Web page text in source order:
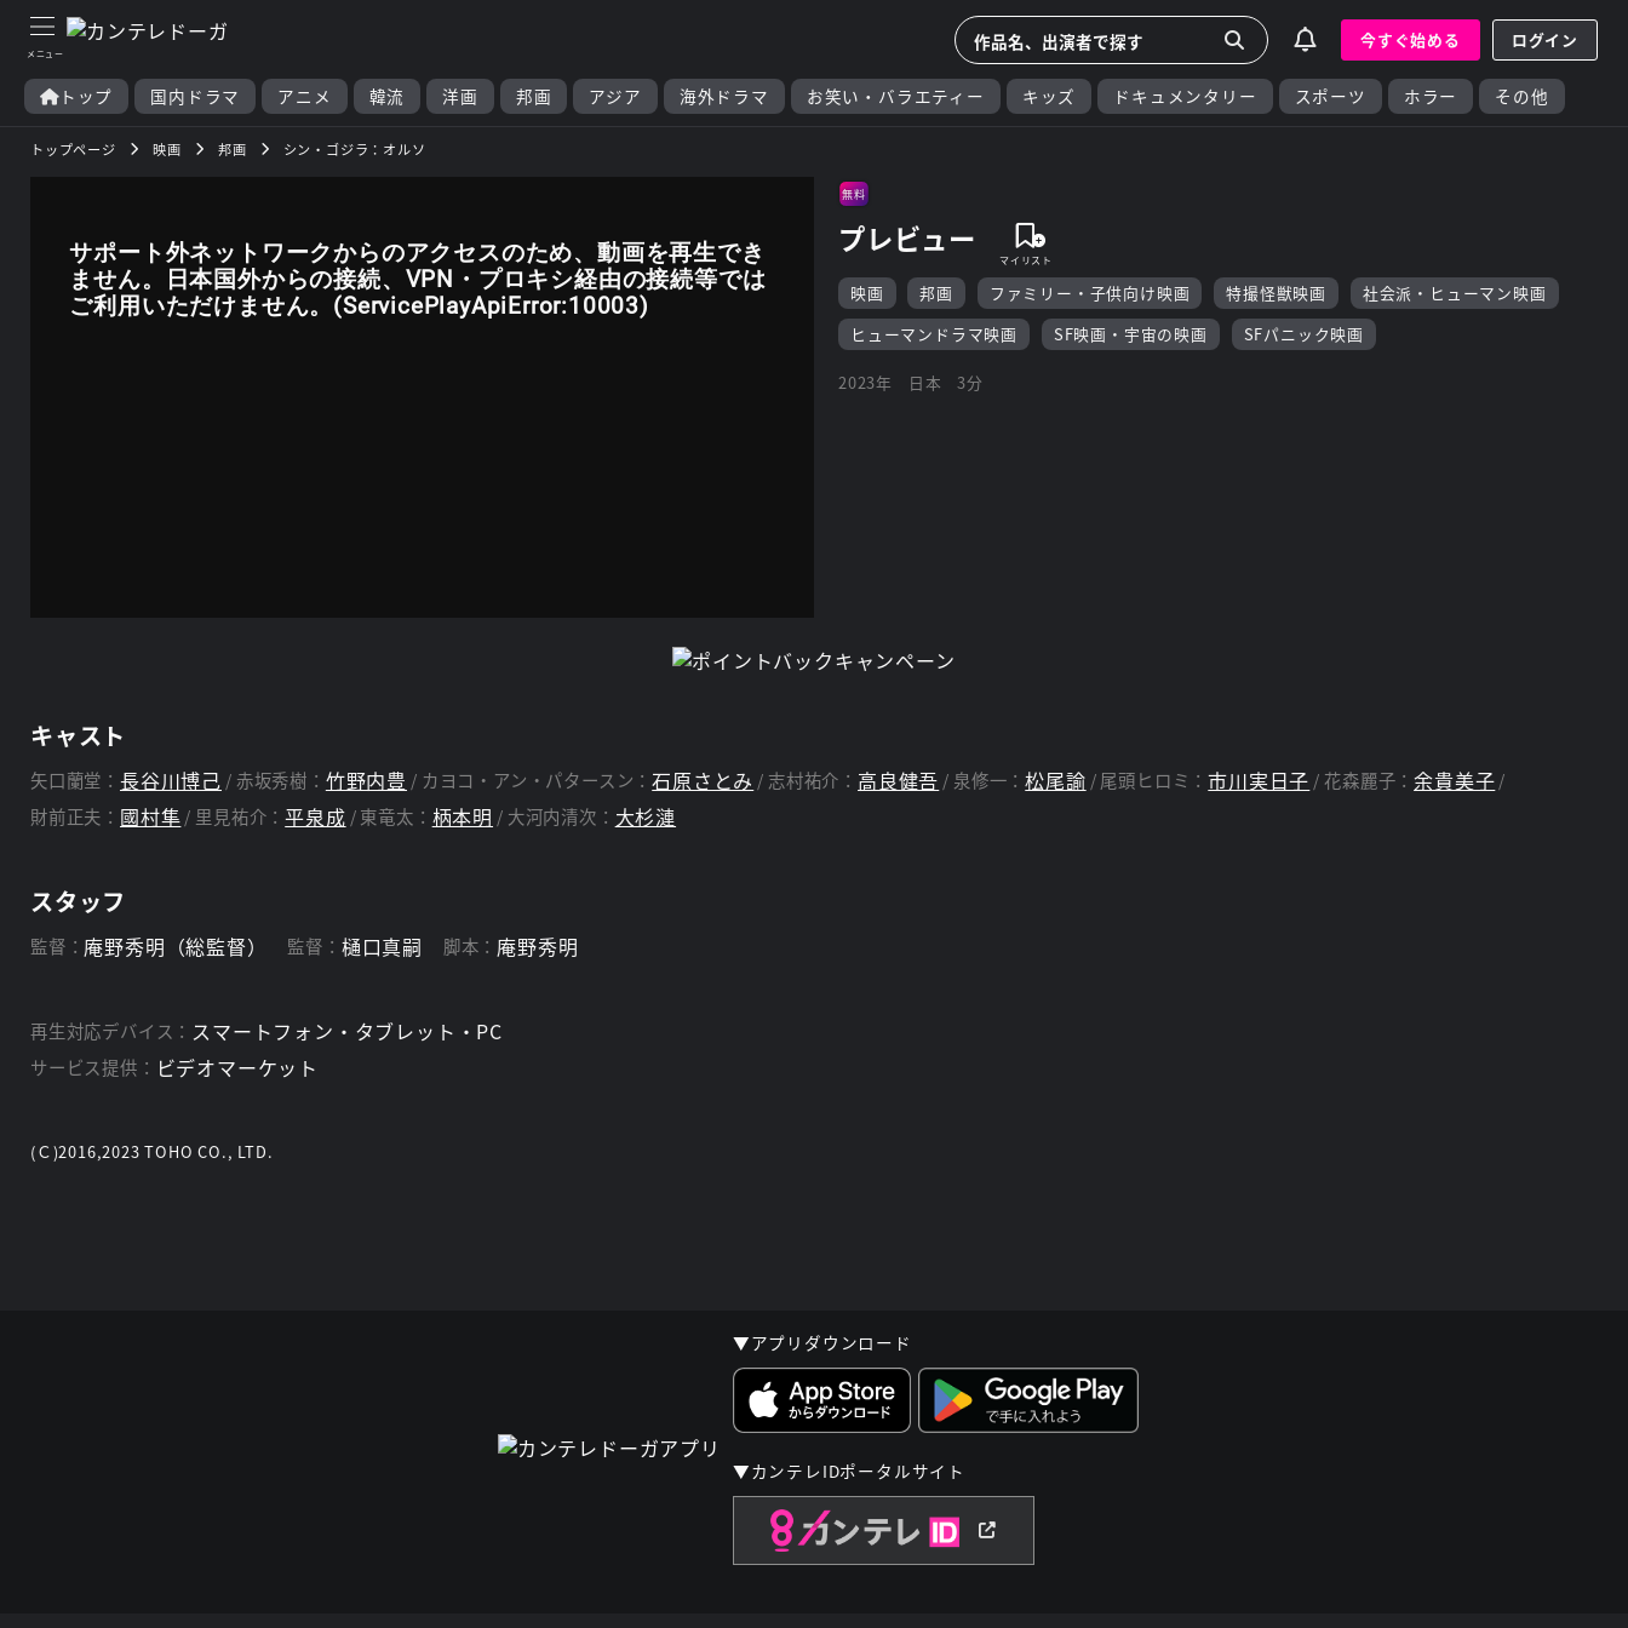
今すぐ始める ログイン
トップ 国内ドラマ アニメ 韓流 洋画 邦画 アジア 海外ドラマ お笑い・バラエティー キッズ ドキュメンタリー スポーツ ホラー その他
トップページ 映画 邦画 シン・ゴジラ：オルソ
サポート外ネットワークからのアクセスのため、動画を再生でき
ません。日本国外からの接続、VPN・プロキシ経由の接続等では
ご利用いただけません。(ServicePlayApiError:10003)
無料
プレビュー
映画 邦画 ファミリー・子供向け映画 特撮怪獣映画
社会派・ヒューマン映画
ヒューマンドラマ映画
SF映画・宇宙の映画 SFパニック映画
2023年 日本 3分
キャスト
矢口蘭堂： 長谷川博己 赤坂秀樹： 竹野内豊 カヨコ・アン・パタースン：石原さとみ 志村祐介： 高良健吾 泉修一：松尾諭 尾頭ヒロミ：市川実日子 花森麗子：余貴美子
財前正夫： 國村隼 里見祐介：平泉成 東竜太： 柄本明 大河内清次： 大杉漣
スタッフ
監督： 庵野秀明（総監督） 監督： 樋口真嗣 脚本： 庵野秀明
再生対応デバイス： スマートフォン・タブレット・PC
サービス提供： ビデオマーケット
(Ｃ)2016,2023 TOHO CO., LTD.
▼アプリダウンロード
▼カンテレIDポータルサイト